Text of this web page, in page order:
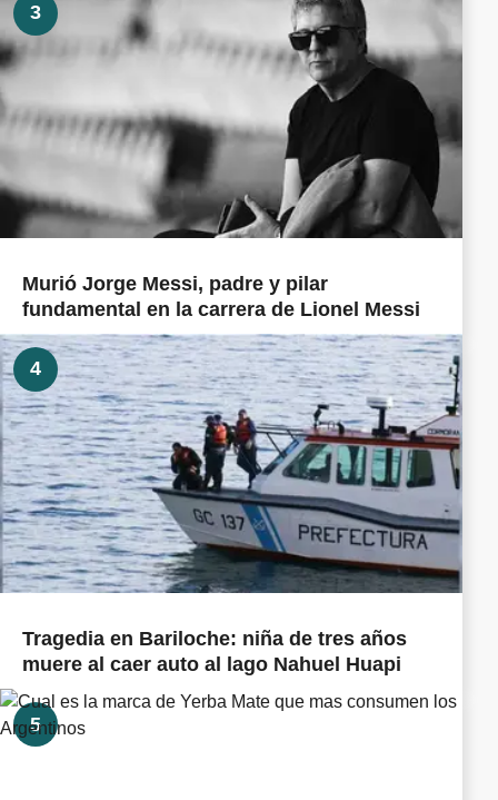
3
Murió Jorge Messi, padre y pilar
fundamental en la carrera de Lionel Messi
4
Tragedia en Bariloche: niña de tres años
muere al caer auto al lago Nahuel Huapi
5